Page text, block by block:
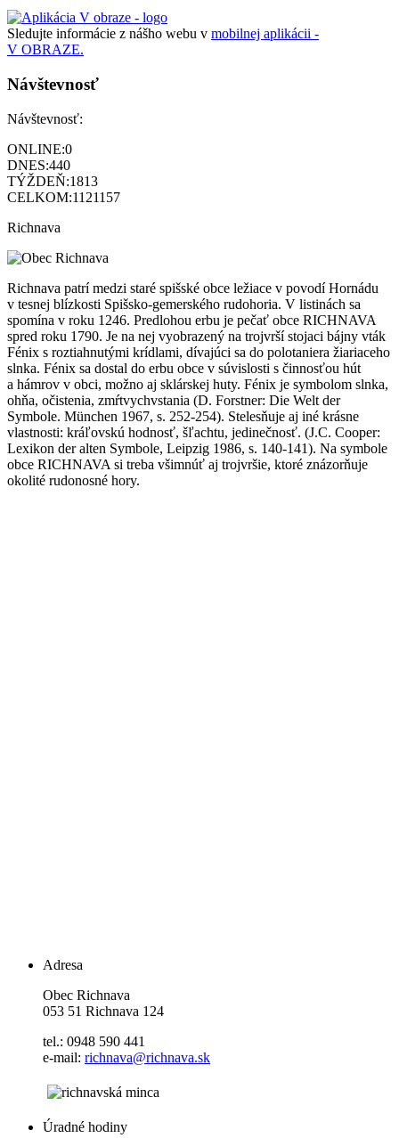
Sledujte informácie z nášho webu v mobilnej aplikácii -
V OBRAZE.
Návštevnosť
Návštevnosť:
ONLINE:0
DNES:440
TÝŽDEŇ:1813
CELKOM:1121157
Richnava
Richnava patrí medzi staré spišské obce ležiace v povodí Hornádu
v tesnej blízkosti Spišsko-gemerského rudohoria. V listinách sa
spomína v roku 1246. Predlohou erbu je pečať obce RICHNAVA
spred roku 1790. Je na nej vyobrazený na trojvrší stojaci bájny vták
Fénix s roztiahnutými krídlami, dívajúci sa do polotaniera žiariaceho
slnka. Fénix sa dostal do erbu obce v súvislosti s činnosťou hút
a hámrov v obci, možno aj sklárskej huty. Fénix je symbolom slnka,
ohňa, očistenia, zmŕtvychvstania (D. Forstner: Die Welt der
Symbole. München 1967, s. 252-254). Stelesňuje aj iné krásne
vlastnosti: kráľovskú hodnosť, šľachtu, jedinečnosť. (J.C. Cooper:
Lexikon der alten Symbole, Leipzig 1986, s. 140-141). Na symbole
obce RICHNAVA si treba všimnúť aj trojvršie, ktoré znázorňuje
okolité rudonosné hory.
Adresa
Obec Richnava
053 51 Richnava 124
tel.: 0948 590 441
e-mail: richnava@richnava.sk
Úradné hodiny